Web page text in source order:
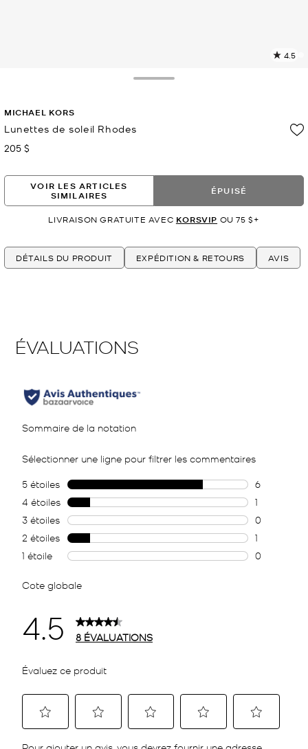
4.5
MICHAEL KORS
Lunettes de soleil Rhodes
maintenant
205 $
VOIR LES ARTICLES
SIMILAIRES
ÉPUISÉ
LIVRAISON GRATUITE AVEC KORSVIP OU 75 $+
DÉTAILS DU PRODUIT EXPÉDITION & RETOURS AVIS